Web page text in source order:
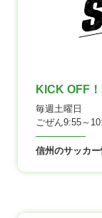
KICK OFF
毎週土曜日
ごぜん9:55～
信州のサッカー